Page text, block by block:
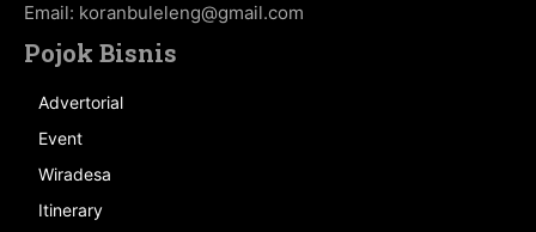
Email: koranbuleleng@gmail.com
Pojok Bisnis
Advertorial
Event
Wiradesa
Itinerary